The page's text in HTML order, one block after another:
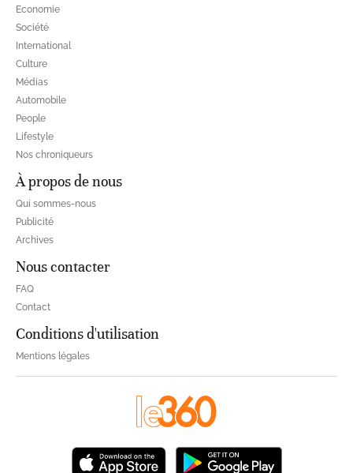
Economie
Société
International
Culture
Médias
Automobile
People
Lifestyle
Nos chroniqueurs
À propos de nous
Qui sommes-nous
Publicité
Archives
Nous contacter
FAQ
Contact
Conditions d'utilisation
Mentions légales